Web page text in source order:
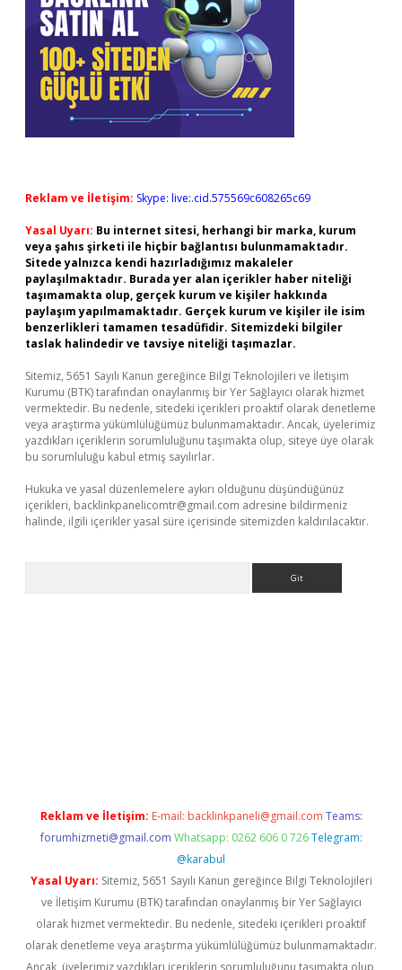
Reklam ve İletişim: Skype: live:.cid.575569c608265c69
Yasal Uyarı: Bu internet sitesi, herhangi bir marka, kurum
veya şahıs şirketi ile hiçbir bağlantısı bulunmamaktadır.
Sitede yalnızca kendi hazırladığımız makaleler
paylaşılmaktadır. Burada yer alan içerikler haber niteliği
taşımamakta olup, gerçek kurum ve kişiler hakkında
paylaşım yapılmamaktadır. Gerçek kurum ve kişiler ile isim
benzerlikleri tamamen tesadüfidir. Sitemizdeki bilgiler
taslak halindedir ve tavsiye niteliği taşımazlar.
Sitemiz, 5651 Sayılı Kanun gereğince Bilgi Teknolojileri ve İletişim
Kurumu (BTK) tarafından onaylanmış bir Yer Sağlayıcı olarak hizmet
vermektedir. Bu nedenle, sitedeki içerikleri proaktif olarak denetleme
veya araştırma yükümlülüğümüz bulunmamaktadır. Ancak, üyelerimiz
yazdıkları içeriklerin sorumluluğunu taşımakta olup, siteye üye olarak
bu sorumluluğu kabul etmiş sayılırlar.
Hukuka ve yasal düzenlemelere aykırı olduğunu düşündüğünüz
içerikleri, backlinkpanelicomtr@gmail.com adresine bildirmeniz
halinde, ilgili içerikler yasal süre içerisinde sitemizden kaldırılacaktır.
Reklam ve İletişim: E-mail: backlinkpaneli@gmail.com Teams:
forumhizmeti@gmail.com Whatsapp: 0262 606 0 726 Telegram:
@karabul
Yasal Uyarı: Sitemiz, 5651 Sayılı Kanun gereğince Bilgi Teknolojileri
ve İletişim Kurumu (BTK) tarafından onaylanmış bir Yer Sağlayıcı
olarak hizmet vermektedir. Bu nedenle, sitedeki içerikleri proaktif
olarak denetleme veya araştırma yükümlülüğümüz bulunmamaktadır.
Ancak, üyelerimiz yazdıkları içeriklerin sorumluluğunu taşımakta olup,